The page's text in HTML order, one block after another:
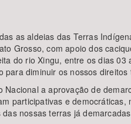
as aldeias das Terras
Grosso, com apoio dos
do rio Xingu, entre os dias
diminuir os nossos
a aprovação de
participativas e
nossas terras já